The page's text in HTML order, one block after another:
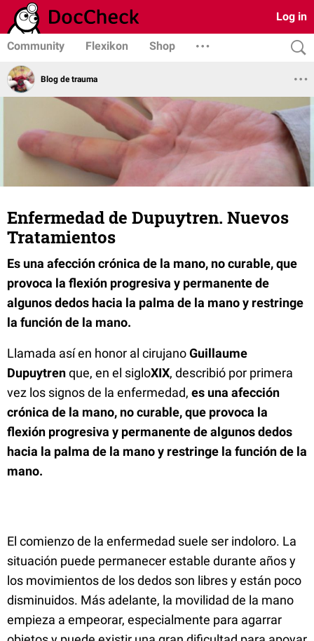
Log in
Community Flexikon Shop
Blog de trauma
Enfermedad de Dupuytren. Nuevos
Tratamientos
Es una afección crónica de la mano, no curable, que
provoca la flexión progresiva y permanente de
algunos dedos hacia la palma de la mano y restringe
la función de la mano.
Llamada así en honor al cirujanoGuillaume
Dupuytrenque, en el sigloXIX, describió por primera
vez los signos de la enfermedad, es una afección
crónica de la mano, no curable, que provoca la
flexión progresiva y permanente de algunos dedos
hacia la palma de la mano y restringe la función de la
mano.
El comienzo de la enfermedad suele ser indoloro. La
situación puede permanecer estable durante años y
los movimientos de los dedos son libres y están poco
disminuidos. Más adelante, la movilidad de la mano
empieza a empeorar, especialmente para agarrar